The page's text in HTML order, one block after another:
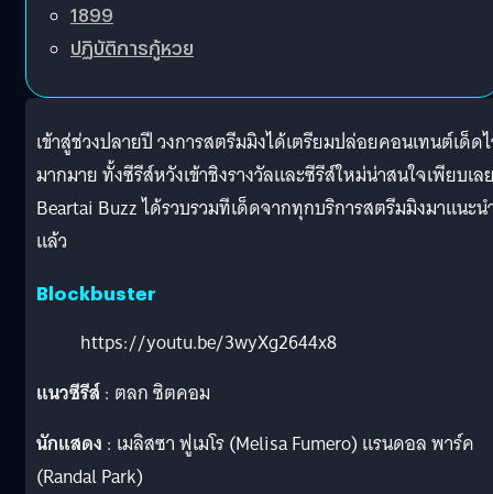
1899
ปฏิบัติการกู้หวย
เข้าสู่ช่วงปลายปี วงการสตรีมมิงได้เตรียมปล่อยคอนเทนต์เด็ด
มากมาย ทั้งซีรีส์หวังเข้าชิงรางวัลและซีรีส์ใหม่น่าสนใจเพียบเล
Beartai Buzz ได้รวบรวมทีเด็ดจากทุกบริการสตรีมมิงมาแนะน
แล้ว
Blockbuster
https://youtu.be/3wyXg2644x8
แนวซีรีส์: ตลก ซิตคอม
นักแสดง : เมลิสซา ฟูเมโร (Melisa Fumero) แรนดอล พาร์ค
(Randal Park)